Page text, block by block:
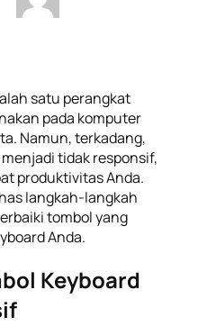
satu perangkat
pada komputer
Namun, terkadang,
tidak responsif,
produktivitas Anda.
langkah-langkah
tombol yang
Anda.
Keyboard